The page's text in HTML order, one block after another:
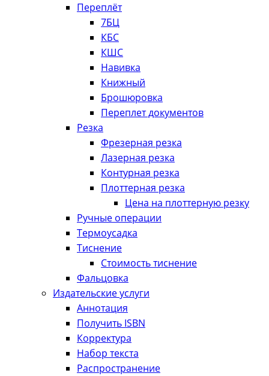
Переплёт
7БЦ
КБС
КШС
Навивка
Книжный
Брошюровка
Переплет документов
Резка
Фрезерная резка
Лазерная резка
Контурная резка
Плоттерная резка
Цена на плоттерную резку
Ручные операции
Термоусадка
Тиснение
Стоимость тиснение
Фальцовка
Издательские услуги
Аннотация
Получить ISBN
Корректура
Набор текста
Распространение